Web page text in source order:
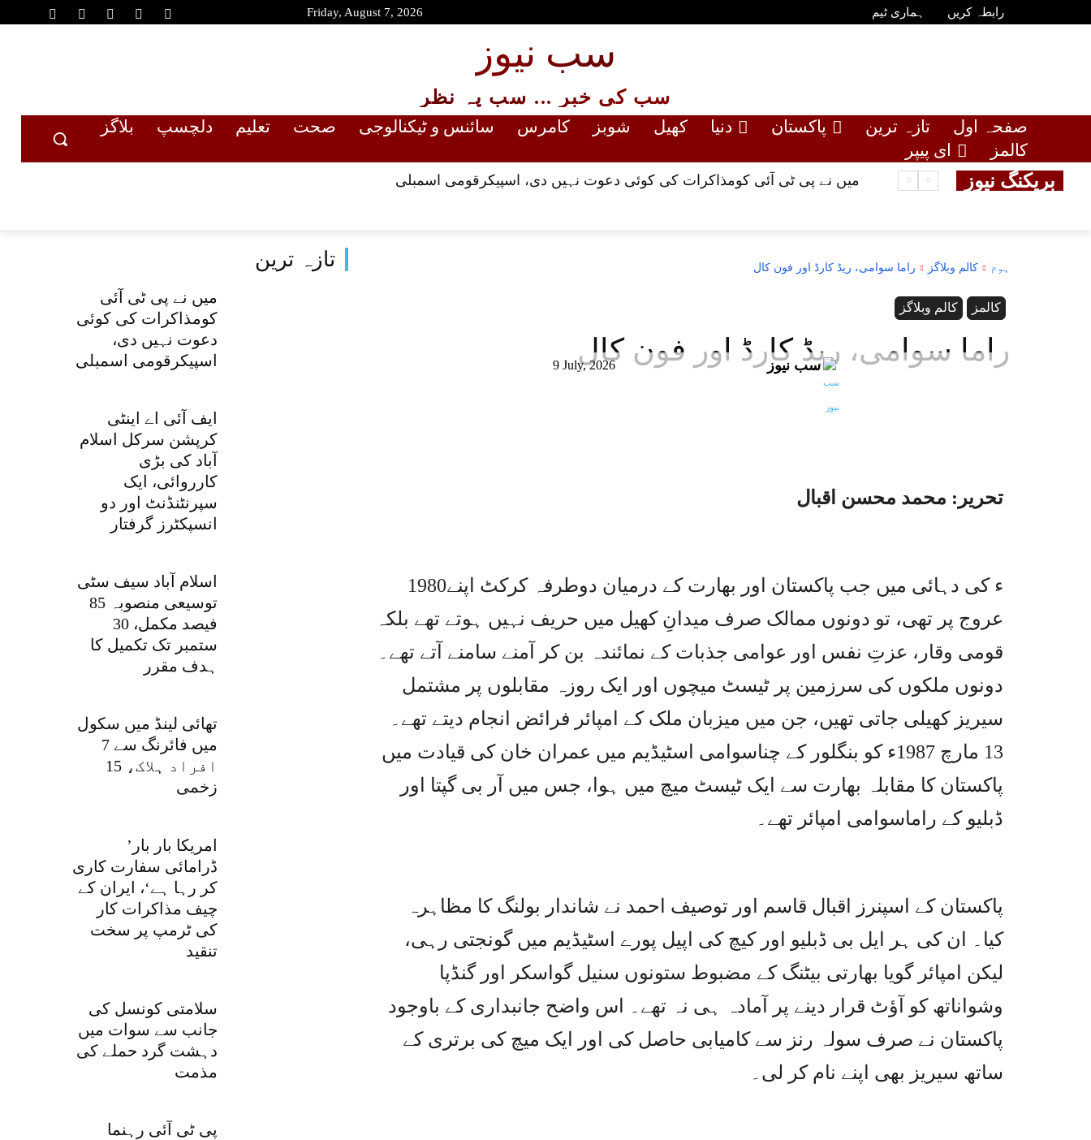
Friday, August 7, 2026 رابطہ کریں ہماری ٹیم
سب نیوز
سب کی خبر ... سب پہ نظر
صفحہ اول تازہ ترین پاکستان دنیا کھیل شوبز کامرس سائنس و ٹیکنالوجی صحت تعلیم دلچسپ
بلاگز
کالمز
ای پیپر
بریکنگ نیوز میں نے پی ٹی آئی کومذاکرات کی کوئی دعوت نہیں دی، اسپیکرقومی اسمبلی
تازہ ترین
میں نے پی ٹی آئی
کومذاکرات کی کوئی
دعوت نہیں دی،
اسپیکرقومی اسمبلی
ایف آئی اے اینٹی
کرپشن سرکل اسلام
آباد کی بڑی
کارروائی، ایک
سپرنٹنڈنٹ اور دو
انسپکٹرز گرفتار
اسلام آباد سیف سٹی
توسیعی منصوبہ 85
فیصد مکمل، 30
ستمبر تک تکمیل کا
ہدف مقرر
تھائی لینڈ میں سکول
میں فائرنگ سے 7
افراد ہلاک، 15
زخمی
’امریکا بار بار
ڈرامائی سفارت کاری
کر رہا ہے‘، ایران کے
چیف مذاکرات کار
کی ٹرمپ پر سخت
تنقید
سلامتی کونسل کی
جانب سے سوات میں
دہشت گرد حملے کی
مذمت
پی ٹی آئی رہنما
ہوم کالم وبلاگز راما سوامی، ریڈ کارڈ اور فون کال
کالم وبلاگز کالمز
راما سوامی، ریڈ کارڈ اور فون کال
9 July, 2026 سب نیوز
تحریر: محمد محسن اقبال
1980ء کی دہائی میں جب پاکستان اور بھارت کے درمیان دوطرفہ کرکٹ اپنے
عروج پر تھی، تو دونوں ممالک صرف میدانِ کھیل میں حریف نہیں ہوتے تھے بلکہ
قومی وقار، عزتِ نفس اور عوامی جذبات کے نمائندہ بن کر آمنے سامنے آتے تھے۔
دونوں ملکوں کی سرزمین پر ٹیسٹ میچوں اور ایک روزہ مقابلوں پر مشتمل
سیریز کھیلی جاتی تھیں، جن میں میزبان ملک کے امپائر فرائض انجام دیتے تھے۔
13 مارچ 1987ء کو بنگلور کے چناسوامی اسٹیڈیم میں عمران خان کی قیادت میں
پاکستان کا مقابلہ بھارت سے ایک ٹیسٹ میچ میں ہوا، جس میں آر بی گپتا اور
ڈبلیو کے راماسوامی امپائر تھے۔
پاکستان کے اسپنرز اقبال قاسم اور توصیف احمد نے شاندار بولنگ کا مظاہرہ
کیا۔ ان کی ہر ایل بی ڈبلیو اور کیچ کی اپیل پورے اسٹیڈیم میں گونجتی رہی،
لیکن امپائر گویا بھارتی بیٹنگ کے مضبوط ستونوں سنیل گواسکر اور گنڈپا
وشواناتھ کو آؤٹ قرار دینے پر آمادہ ہی نہ تھے۔ اس واضح جانبداری کے باوجود
پاکستان نے صرف سولہ رنز سے کامیابی حاصل کی اور ایک میچ کی برتری کے
ساتھ سیریز بھی اپنے نام کر لی۔